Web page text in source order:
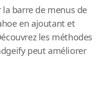
barre de menus de
en ajoutant et
les méthodes
peut améliorer